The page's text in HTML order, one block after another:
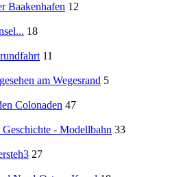
Baakenhafen 12
18
11
am Wegesrand 5
Colonaden 47
- Modellbahn 33
27